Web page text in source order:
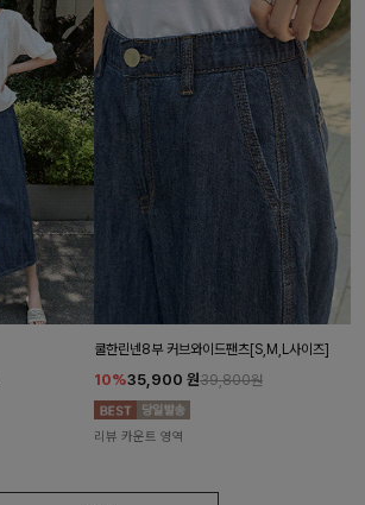
쿨한린넨8부 커브와이드팬츠[S,M,L사이즈]
10%35,900 원39,800원
리뷰 카운트 영역